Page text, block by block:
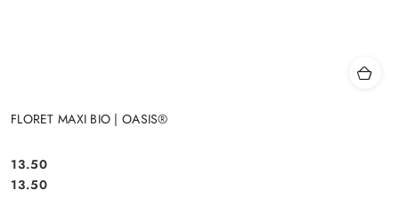
FLORET MAXI BIO | OASIS®
Cena:
13.50
Cena:
13.50